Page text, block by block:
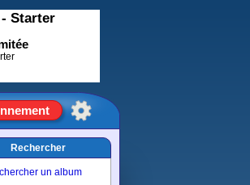
Rechercher
un album
Starter